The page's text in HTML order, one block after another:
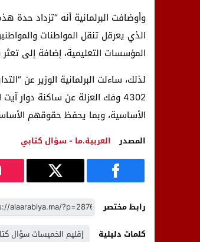
وأوضافت البرلمانية أنه “تزداد حدة
الذي يعرقل تنقل المواطنات
المؤسسات التعليمية، إضافة إلى
لذلك، ساءلت البرلمانية الوزير عن
4302 وفك العزلة عن ساكنة
الأساسية، وبما يحفظ حقوقهم
المصدر العربية.ما - سؤال كتابي
رابط مختصر
كلمات دليلية
إقليم الخميسات سؤال